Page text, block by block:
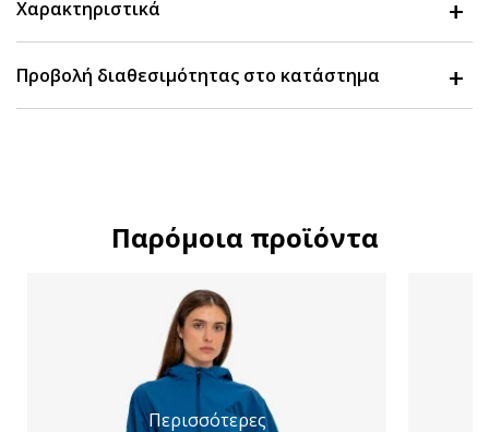
Χαρακτηριστικά
Προβολή διαθεσιμότητας στο κατάστημα
Παρόμοια προϊόντα
Περισσότερες